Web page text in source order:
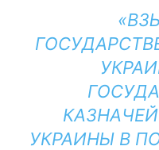
УКРАИНЫ В